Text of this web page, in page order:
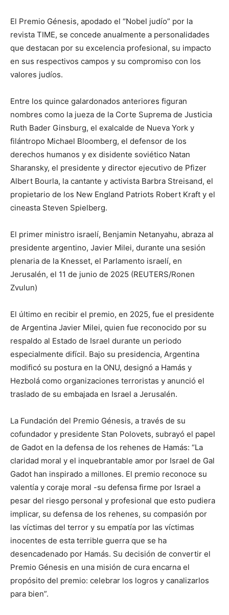
El Premio Génesis, apodado el “Nobel judío” por la
revista TIME, se concede anualmente a personalidades
que destacan por su excelencia profesional, su impacto
en sus respectivos campos y su compromiso con los
valores judíos.
Entre los quince galardonados anteriores figuran
nombres como la jueza de la Corte Suprema de Justicia
Ruth Bader Ginsburg, el exalcalde de Nueva York y
filántropo Michael Bloomberg, el defensor de los
derechos humanos y ex disidente soviético Natan
Sharansky, el presidente y director ejecutivo de Pfizer
Albert Bourla, la cantante y activista Barbra Streisand, el
propietario de los New England Patriots Robert Kraft y el
cineasta Steven Spielberg.
El primer ministro israelí, Benjamin Netanyahu, abraza al
presidente argentino, Javier Milei, durante una sesión
plenaria de la Knesset, el Parlamento israelí, en
Jerusalén, el 11 de junio de 2025 (REUTERS/Ronen
Zvulun)
El último en recibir el premio, en 2025, fue el presidente
de Argentina Javier Milei, quien fue reconocido por su
respaldo al Estado de Israel durante un periodo
especialmente difícil. Bajo su presidencia, Argentina
modificó su postura en la ONU, designó a Hamás y
Hezbolá como organizaciones terroristas y anunció el
traslado de su embajada en Israel a Jerusalén.
La Fundación del Premio Génesis, a través de su
cofundador y presidente Stan Polovets, subrayó el papel
de Gadot en la defensa de los rehenes de Hamás: “La
claridad moral y el inquebrantable amor por Israel de Gal
Gadot han inspirado a millones. El premio reconoce su
valentía y coraje moral -su defensa firme por Israel a
pesar del riesgo personal y profesional que esto pudiera
implicar, su defensa de los rehenes, su compasión por
las víctimas del terror y su empatía por las víctimas
inocentes de esta terrible guerra que se ha
desencadenado por Hamás. Su decisión de convertir el
Premio Génesis en una misión de cura encarna el
propósito del premio: celebrar los logros y canalizarlos
para bien”.